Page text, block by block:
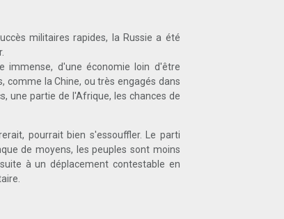
militaires rapides, la Russie a été
immense, d'une économie loin d'être
comme la Chine, ou très engagés dans
une partie de l'Afrique, les chances de
pourrait bien s'essouffler. Le parti
de moyens, les peuples sont moins
à un déplacement contestable en